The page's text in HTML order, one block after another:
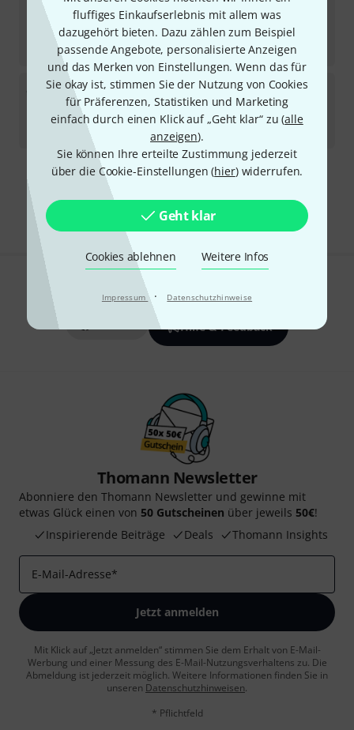
fluffiges Einkaufserlebnis mit allem was
dazugehört bieten. Dazu zählen zum Beispiel
passende Angebote, personalisierte Anzeigen
und das Merken von Einstellungen. Wenn das für
Sie okay ist, stimmen Sie der Nutzung von Cookies
für Präferenzen, Statistiken und Marketing
einfach durch einen Klick auf „Geht klar“ zu (alle
anzeigen).
Sie können Ihre erteilte Zustimmung jederzeit
über die Cookie-Einstellungen (hier) widerrufen.
Geht klar
Cookies ablehnen Weitere Infos
Impressum · Datenschutzhinweise
20
Sofort lieferbar
56 €
ThomannCase Boss RC-505 MK II B-Stock
Sofort lieferbar
Kostenloser Versand ab 29 €
Alle Preise inkl. MwSt.
Gefällt Ihnen, was Sie sehen?
Hilfe & Feedback
Thomann Newsletter
Abonniere den Thomann Newsletter und gewinne mit
etwas Glück einen von 50 Gutscheinen über jeweils 50€!
Inspirierende Beiträge
Deals Thomann Insights
E-Mail-Adresse*
Jetzt anmelden
Mit Klick auf „Jetzt anmelden“ stimmen Sie dem Erhalt von E-Mail-
Werbung und einer Messung des E-Mail-Nutzungsverhaltens zu. Die
Abmeldung ist jederzeit möglich. Weitere Informationen finden Sie in
unseren Datenschutzhinweisen.
* Pflichtfeld